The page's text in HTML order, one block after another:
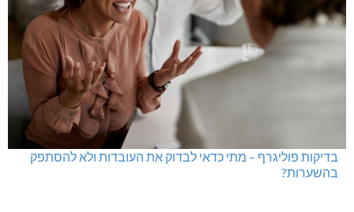
בדיקות פוליגרף – מתי כדאי לבדוק את העובדות ולא להסתפק
בהשערות?